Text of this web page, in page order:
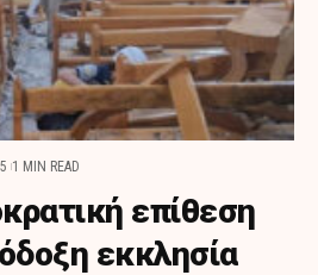
1 MIN READ
επίθεση
εκκλησία